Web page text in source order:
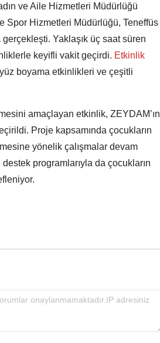
ve Aile Hizmetleri Müdürlüğü
Spor Hizmetleri Müdürlüğü, Teneffüs
gerçekleşti. Yaklaşık üç saat süren
keyifli vakit geçirdi. Etkinlik
boyama etkinlikleri ve çeşitli
amaçlayan etkinlik, ZEYDAM’ın
Proje kapsamında çocukların
yönelik çalışmalar devam
programlarıyla da çocukların